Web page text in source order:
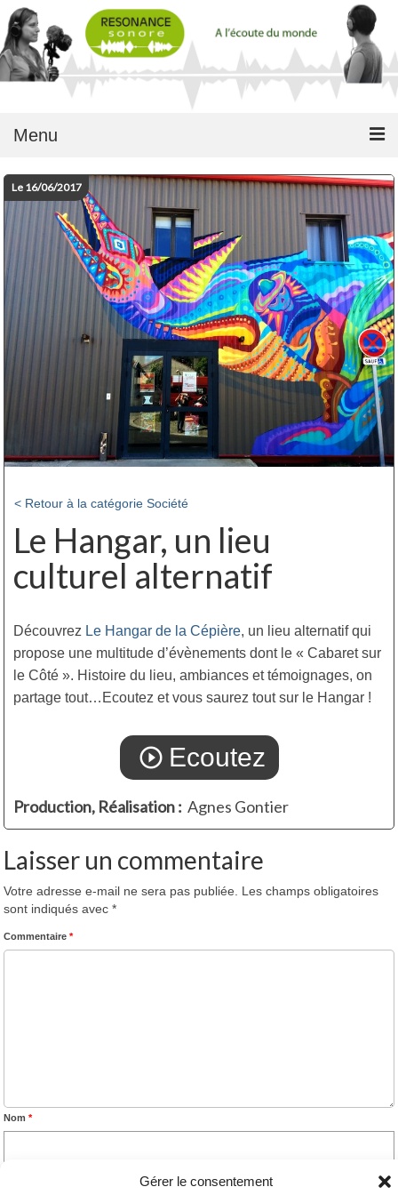
Gérer le consentement
Menu
Le 16/06/2017
< Retour à la catégorie Société
Le Hangar, un lieu
culturel alternatif
Découvrez Le Hangar de la Cépière, un lieu alternatif qui
propose une multitude d’évènements dont le « Cabaret sur
le Côté ». Histoire du lieu, ambiances et témoignages, on
partage tout…Ecoutez et vous saurez tout sur le Hangar !
play_circle_outline Ecoutez
Production, Réalisation : Agnes Gontier
Laisser un commentaire
Votre adresse e-mail ne sera pas publiée.
Les champs obligatoires
sont indiqués avec*
Commentaire*
Nom*